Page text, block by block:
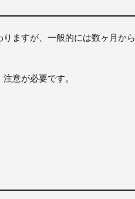
ますが、一般的には数ヶ月から
意が必要です。